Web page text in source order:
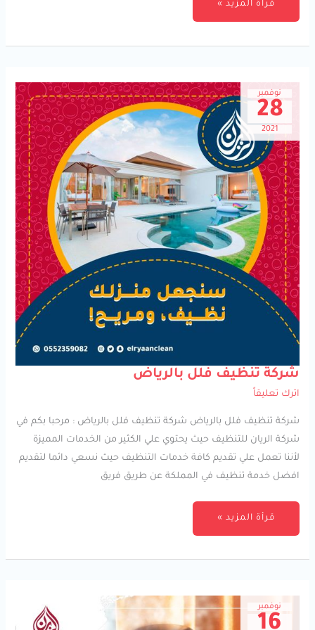
قرأة المزيد »
نوفمبر
28
2021
شركة تنظيف فلل بالرياض
اترك تعليقاً
شركة تنظيف فلل بالرياض شركة تنظيف فلل بالرياض : مرحبا بكم في
شركة الريان للتنظيف حيث يحتوي علي الكثير من الخدمات المميزة
لأننا تعمل علي تقديم كافة خدمات التنظيف حيث نسعي دائما لتقديم
افضل خدمة تنظيف في المملكة عن طريق فريق
شركة
تنظيف
فلل
بالرياض
قرأة المزيد »
نوفمبر